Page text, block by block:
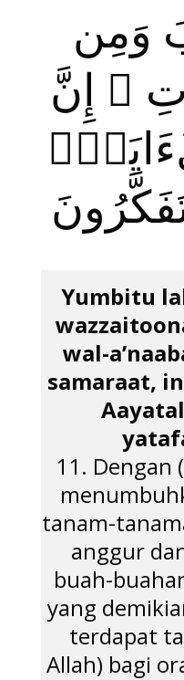
وَمِن
إِنَّ
Yumbitu
wal-
samaraat,
11. Dengan
tanam-
anggur
buah-
yang
terdapat
Allah) bagi